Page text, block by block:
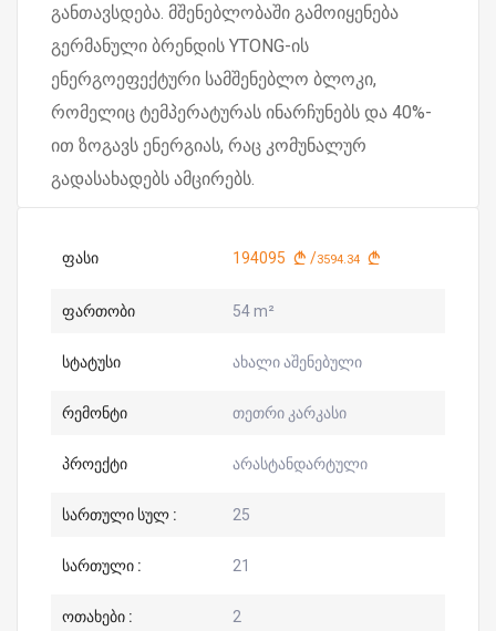
განთავსდება. მშენებლობაში გამოიყენება
გერმანული ბრენდის YTONG-ის
ენერგოეფექტური სამშენებლო ბლოკი,
რომელიც ტემპერატურას ინარჩუნებს და 40%-
ით ზოგავს ენერგიას, რაც კომუნალურ
გადასახადებს ამცირებს.
ფასი 194095 /3594.34
ფართობი 54 m²
სტატუსი ახალი აშენებული
რემონტი თეთრი კარკასი
პროექტი არასტანდარტული
სართული სულ : 25
სართული : 21
ოთახები : 2